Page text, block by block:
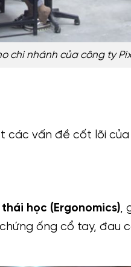
chi nhánh của công ty
các vấn đề cốt lõi
học (Ergonomics),
ống cổ tay, đau